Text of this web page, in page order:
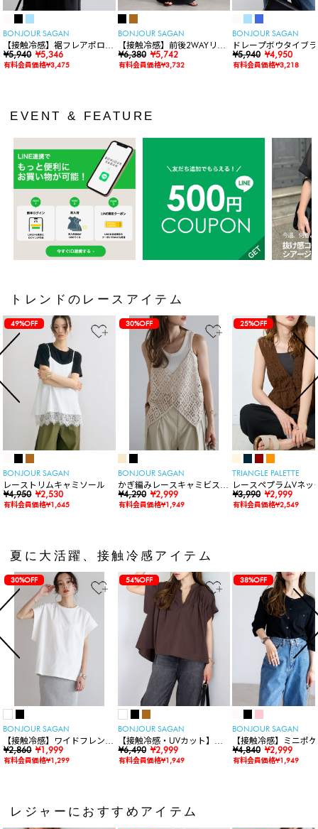
BONJOUR SAGAN
【接触冷感】裾フレアポロシ
ャツ
¥5,940 ¥5,346
有料会員価格¥3,475
BONJOUR SAGAN
【接触冷感】前後2WAYリブ
カットワンピース
¥6,380 ¥5,742
有料会員価格¥3,732
BONJOUR SAGAN
ドレープボウタイブ
ス
¥5,940 ¥4,950
有料会員価格¥3,218
EVENT & FEATURE
トレンドのレースアイテム
49%OFF
BONJOUR SAGAN
レーストリムキャミソール
¥4,950 ¥2,530
有料会員価格¥1,645
30%OFF
BONJOUR SAGAN
かぎ編みレースキャミビスチ
ェ
¥4,290 ¥2,999
有料会員価格¥1,949
25%OFF
TRIANGLE PALETTE
レースペプラムVネッ
ト
¥3,990 ¥2,999
有料会員価格¥2,549
夏に大活躍、接触冷感アイテム
30%OFF
BONJOUR SAGAN
【接触冷感】ワイドフレンチ
スリーブTシャツ
¥2,860 ¥1,999
有料会員価格¥1,299
54%OFF
BONJOUR SAGAN
【接触冷感・UVカット】シ
ャーリングスキッパートップ
ス
¥6,490 ¥2,999
有料会員価格¥1,949
38%OFF
BONJOUR SAGAN
【接触冷感】ミニポ
袖ニットカーディガン
¥4,840 ¥2,999
有料会員価格¥1,949
レジャーにおすすめアイテム